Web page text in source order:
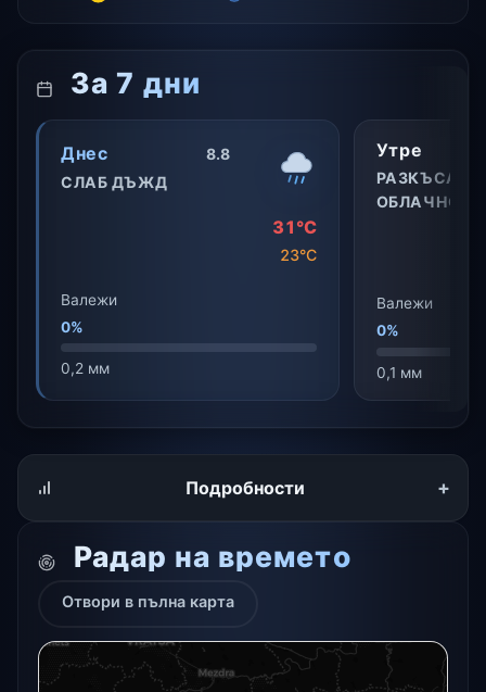
За 7 дни
Днес
8.8
СЛАБ ДЪЖД
31°C
23°C
Валежи
0%
0,2 мм
Утре
РАЗКЪСАНА
ОБЛАЧНОСТ
Валежи
0%
0,1 мм
Подробности +
Радар на времето
Отвори в пълна карта